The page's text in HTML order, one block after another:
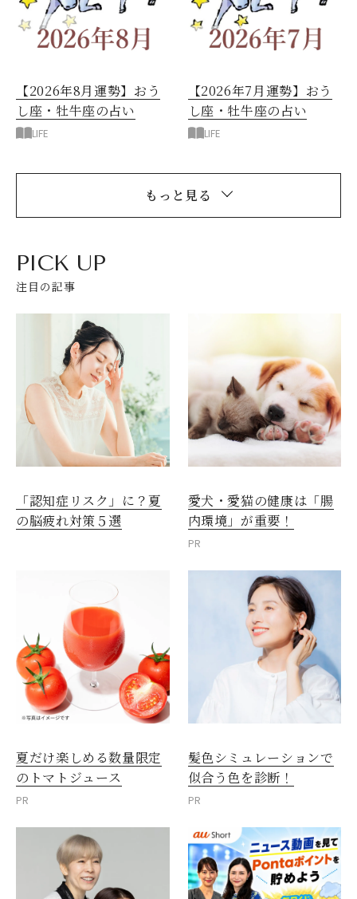
【2026年8月運勢】おう
し座・牡牛座の占い
LIFE
【2026年7月運勢】おう
し座・牡牛座の占い
LIFE
もっと見る
PICK UP
注目の記事
「認知症リスク」に？夏
の脳疲れ対策５選
愛犬・愛猫の健康は「腸
内環境」が重要！
PR
夏だけ楽しめる数量限定
のトマトジュース
PR
髪色シミュレーションで
似合う色を診断！
PR